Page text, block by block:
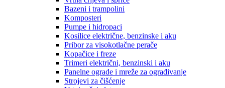
Bazeni i trampolini
Komposteri
Pumpe i hidropaci
Kosilice električne, benzinske i aku
Pribor za visokotlačne perače
Kopačice i freze
Trimeri električni, benzinski i aku
Panelne ograde i mreže za ograđivanje
Strojevi za čišćenje